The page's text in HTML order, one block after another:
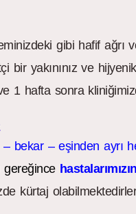
gibi hafif ağrı
bir yakınınız ve
ve 1 hafta sonra
bekar – eşinden ayrı
gereğince
kürtaj